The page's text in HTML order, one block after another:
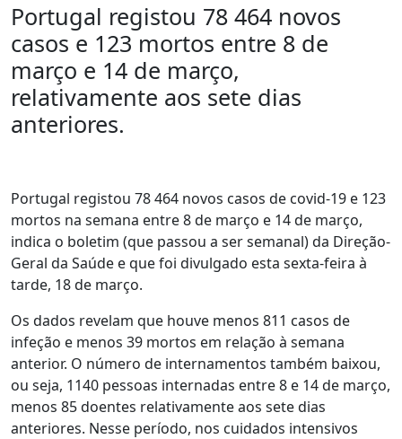
Portugal registou 78 464 novos
casos e 123 mortos entre 8 de
março e 14 de março,
relativamente aos sete dias
anteriores.
Portugal registou 78 464 novos casos de covid-19 e 123
mortos na semana entre 8 de março e 14 de março,
indica o boletim (que passou a ser semanal) da Direção-
Geral da Saúde e que foi divulgado esta sexta-feira à
tarde, 18 de março.
Os dados revelam que houve menos 811 casos de
infeção e menos 39 mortos em relação à semana
anterior. O número de internamentos também baixou,
ou seja, 1140 pessoas internadas entre 8 e 14 de março,
menos 85 doentes relativamente aos sete dias
anteriores. Nesse período, nos cuidados intensivos